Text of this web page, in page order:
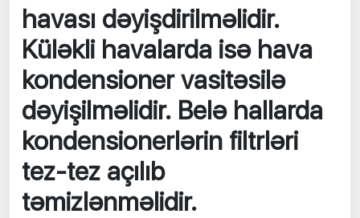
havası dəyişdirilməlidir.
Küləkli havalarda isə hava
kondensioner vasitəsilə
dəyişilməlidir. Belə hallarda
kondensionerlərin filtrləri
tez-tez açılıb
təmizlənməlidir.